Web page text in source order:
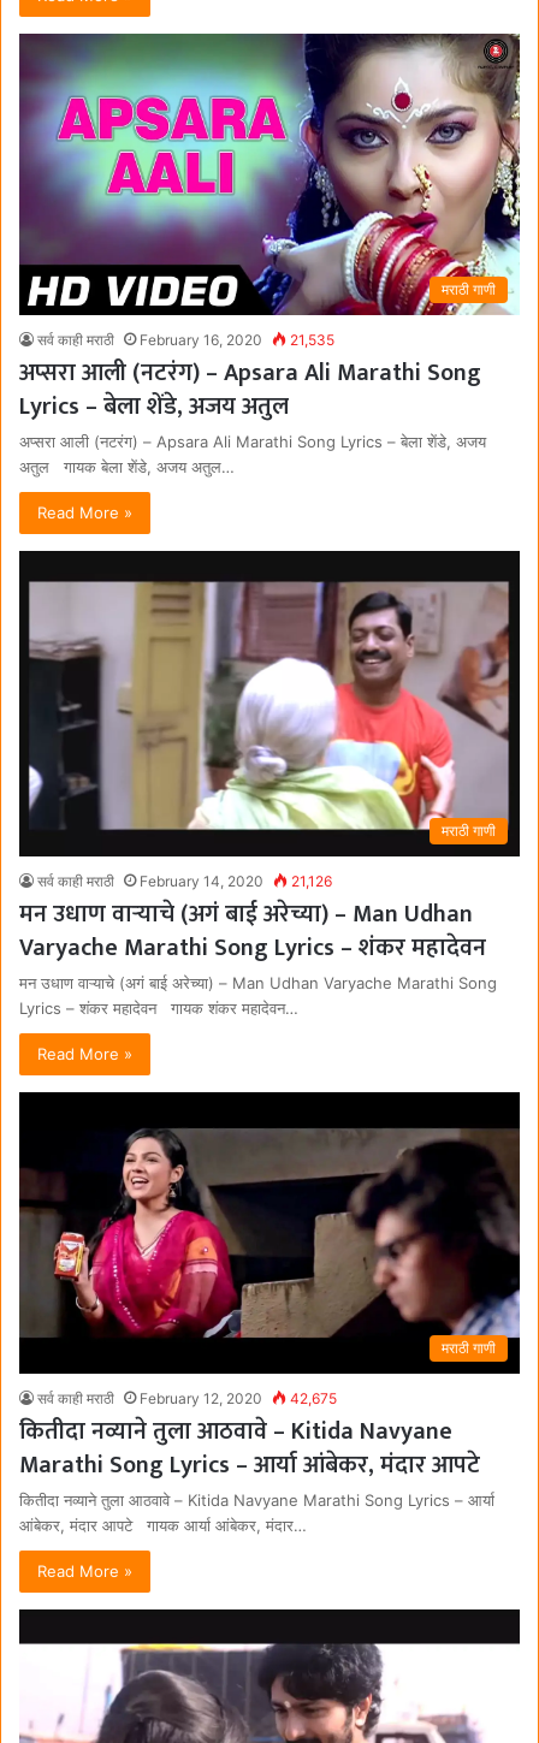
मराठी गाणी
सर्व काही मराठी February 16, 2020 21,535
अप्सरा आली (नटरंग) – Apsara Ali Marathi Song
Lyrics – बेला शेंडे, अजय अतुल
अप्सरा आली (नटरंग) – Apsara Ali Marathi Song Lyrics – बेला शेंडे, अजय
अतुल गायक बेला शेंडे, अजय अतुल…
Read More »
मराठी गाणी
सर्व काही मराठी February 14, 2020 21,126
मन उधाण वाऱ्याचे (अगं बाई अरेच्या) – Man Udhan
Varyache Marathi Song Lyrics – शंकर महादेवन
मन उधाण वाऱ्याचे (अगं बाई अरेच्या) – Man Udhan Varyache Marathi Song
Lyrics – शंकर महादेवन गायक शंकर महादेवन…
Read More »
मराठी गाणी
सर्व काही मराठी February 12, 2020 42,675
कितीदा नव्याने तुला आठवावे – Kitida Navyane
Marathi Song Lyrics – आर्या आंबेकर, मंदार आपटे
कितीदा नव्याने तुला आठवावे – Kitida Navyane Marathi Song Lyrics – आर्या
आंबेकर, मंदार आपटे गायक आर्या आंबेकर, मंदार…
Read More »